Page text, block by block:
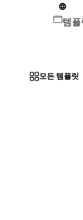
템
모든 템플릿